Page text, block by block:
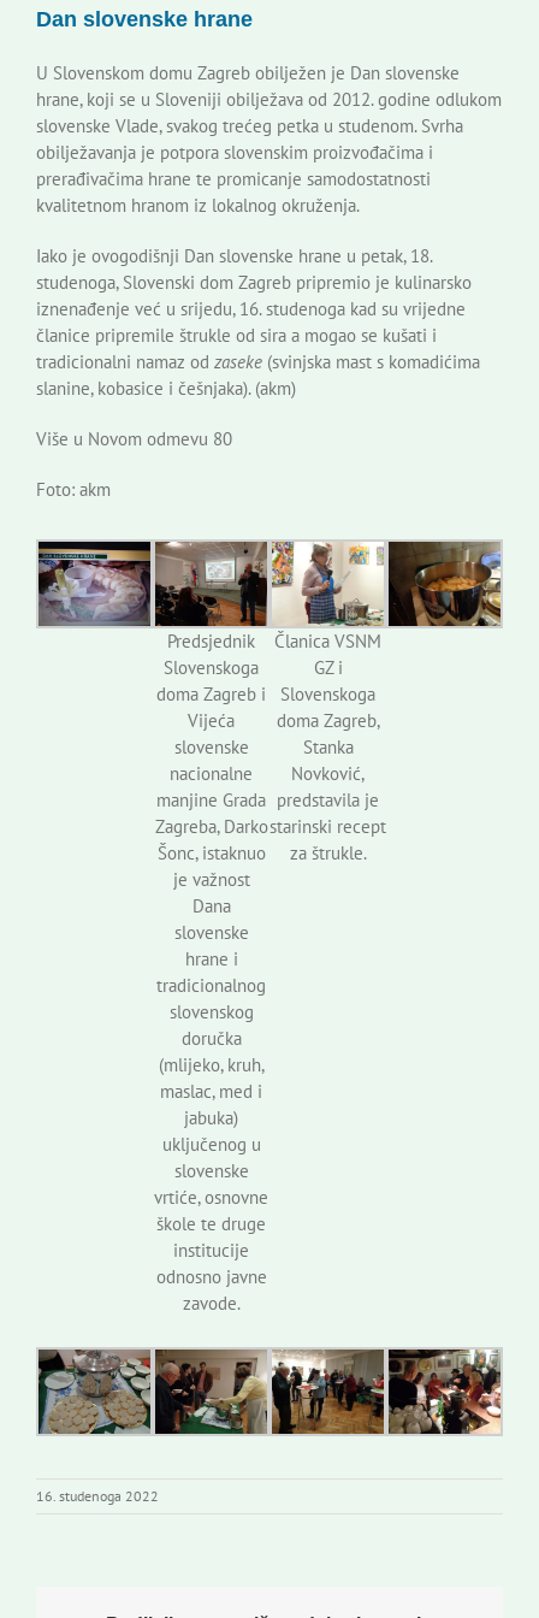
Dan slovenske hrane
U Slovenskom domu Zagreb obilježen je Dan slovenske
hrane, koji se u Sloveniji obilježava od 2012. godine odlukom
slovenske Vlade, svakog trećeg petka u studenom. Svrha
obilježavanja je potpora slovenskim proizvođačima i
prerađivačima hrane te promicanje samodostatnosti
kvalitetnom hranom iz lokalnog okruženja.
Iako je ovogodišnji Dan slovenske hrane u petak, 18.
studenoga, Slovenski dom Zagreb pripremio je kulinarsko
iznenađenje već u srijedu, 16. studenoga kad su vrijedne
članice pripremile štrukle od sira a mogao se kušati i
tradicionalni namaz od zaseke (svinjska mast s komadićima
slanine, kobasice i češnjaka). (akm)
Više u Novom odmevu 80
Foto: akm
Predsjednik
Slovenskoga
doma Zagreb i
Vijeća
slovenske
nacionalne
manjine Grada
Zagreba, Darko
Šonc, istaknuo
je važnost
Dana
slovenske
hrane i
tradicionalnog
slovenskog
doručka
(mlijeko, kruh,
maslac, med i
jabuka)
uključenog u
slovenske
vrtiće, osnovne
škole te druge
institucije
odnosno javne
zavode.
Članica VSNM
GZ i
Slovenskoga
doma Zagreb,
Stanka
Novković,
predstavila je
starinski recept
za štrukle.
16. studenoga 2022